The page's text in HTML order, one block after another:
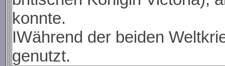
konnte.
IWährend der beiden
genutzt.